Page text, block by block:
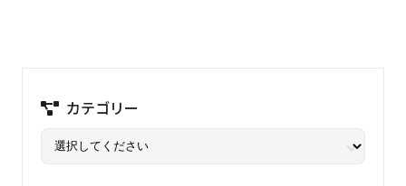
カテゴリー